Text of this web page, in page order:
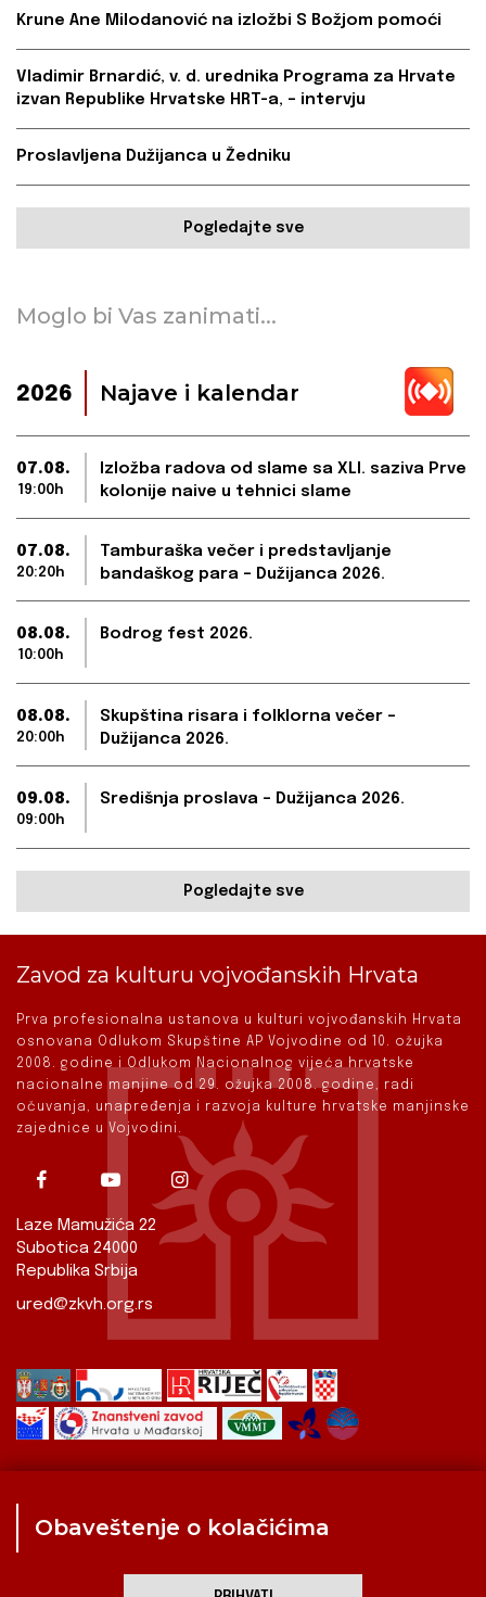
Krune Ane Milodanović na izložbi S Božjom pomoći
Vladimir Brnardić, v. d. urednika Programa za Hrvate
izvan Republike Hrvatske HRT-a, – intervju
Proslavljena Dužijanca u Žedniku
Pogledajte sve
Moglo bi Vas zanimati...
2026 Najave i kalendar
07.08.
19:00h
Izložba radova od slame sa XLI. saziva Prve
kolonije naive u tehnici slame
07.08.
20:20h
Tamburaška večer i predstavljanje
bandaškog para – Dužijanca 2026.
08.08.
10:00h
Bodrog fest 2026.
08.08.
20:00h
Skupština risara i folklorna večer –
Dužijanca 2026.
09.08.
09:00h
Središnja proslava – Dužijanca 2026.
Pogledajte sve
Zavod za kulturu vojvođanskih Hrvata
Prva profesionalna ustanova u kulturi vojvođanskih Hrvata
osnovana Odlukom Skupštine AP Vojvodine od 10. ožujka
2008. godine i Odlukom Nacionalnog vijeća hrvatske
nacionalne manjine od 29. ožujka 2008. godine, radi
očuvanja, unapređenja i razvoja kulture hrvatske manjinske
zajednice u Vojvodini.
Laze Mamužića 22
Subotica 24000
Republika Srbija
ured@zkvh.org.rs
Obaveštenje o kolačićima